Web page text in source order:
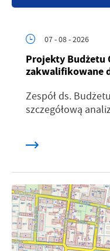
07 - 08 - 2026
Projekty Budżetu
zakwalifikowane
Zespół ds.
szczegółową